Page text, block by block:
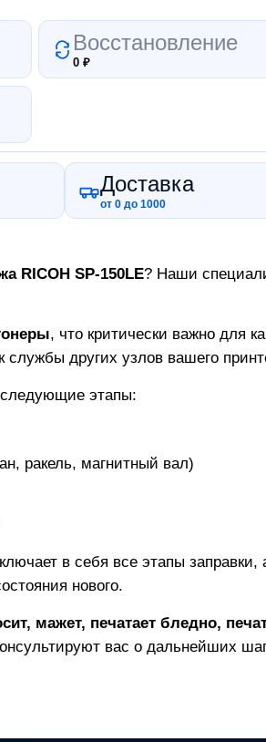
Восстановление
0₽
Доставка
от 0 до 1000
RICOH SP-150LE? Наши
, что критически важно для
службы других узлов вашего
этапы:
ракель, магнитный вал)
в себя все этапы
нового.
мажет, печатает бледно,
вас о дальнейших